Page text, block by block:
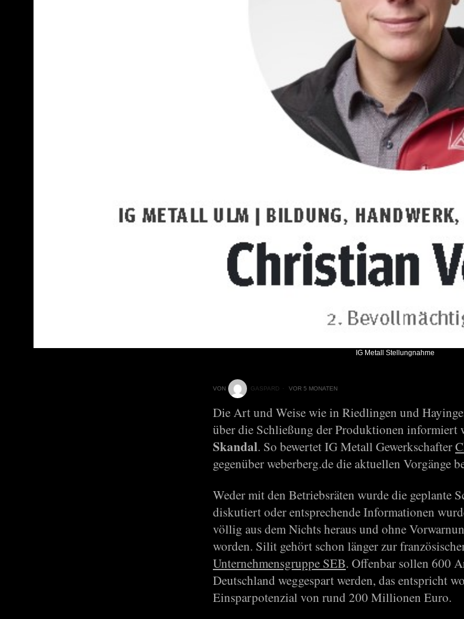
IG Metall Stellungnahme
VON GASPARD VOR 5 MONATEN
Die Art und Weise wie in Riedlingen und
über die Schließung der Produktionen informiert
Skandal. So bewertet IG Metall Gewerkschafter
gegenüber weberberg.de die aktuellen Vorgänge
Weder mit den Betriebsräten wurde die geplante
diskutiert oder entsprechende Informationen
völlig aus dem Nichts heraus und ohne
worden. Silit gehört schon länger zur
Unternehmensgruppe SEB. Offenbar sollen 600
Deutschland weggespart werden, das entspricht
Einsparpotenzial von rund 200 Millionen Euro.